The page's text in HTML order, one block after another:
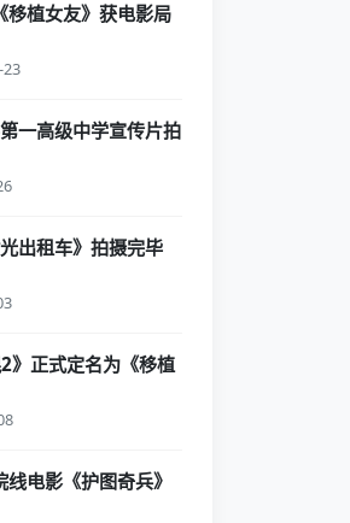
移植女友》获电影局
一高级中学宣传片拍
出租车》拍摄完毕
》正式定名为《移植
电影《护图奇兵》